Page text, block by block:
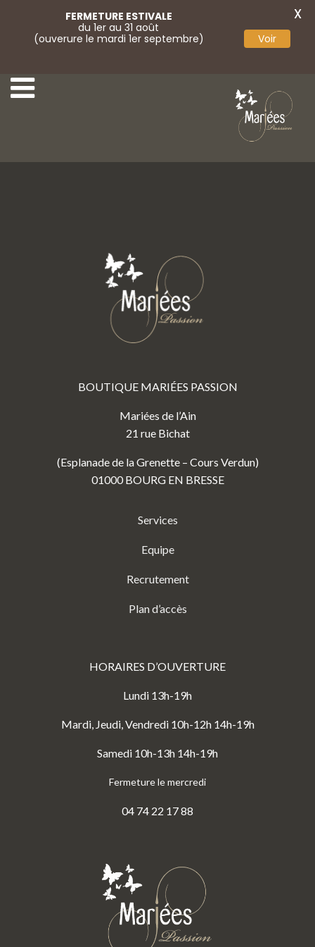
BOUTIQUE MARIÉES PASSION
Mariées de l’Ain
21 rue Bichat
(Esplanade de la Grenette – Cours Verdun)
01000 BOURG EN BRESSE
Services
Equipe
Recrutement
Plan d’accès
HORAIRES D’OUVERTURE
Lundi 13h-19h
Mardi, Jeudi, Vendredi 10h-12h 14h-19h
Samedi 10h-13h 14h-19h
Fermeture le mercredi
04 74 22 17 88
FERMETURE ESTIVALE
du 1er au 31 août
(ouverure le mardi 1er septembre)
Voir
X